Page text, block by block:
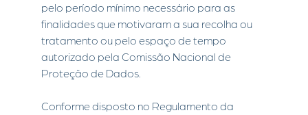
pelo período mínimo necessário para as
finalidades que motivaram a sua recolha ou
tratamento ou pelo espaço de tempo
autorizado pela Comissão Nacional de
Proteção de Dados.
Conforme disposto no Regulamento da